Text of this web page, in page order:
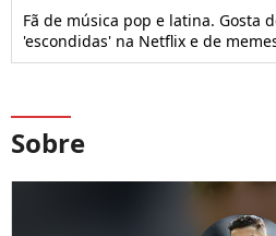
Fã de música pop e latina. Gosta
'escondidas' na Netflix e de
Sobre